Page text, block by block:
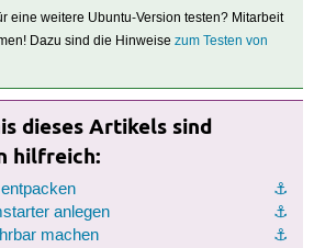
eine weitere Ubuntu-Version testen? Mitarbeit
Dazu sind die Hinweisezum Testen von
dieses Artikels sind
hilfreich:
⚓︎
⚓︎
anlegen
⚓︎
machen